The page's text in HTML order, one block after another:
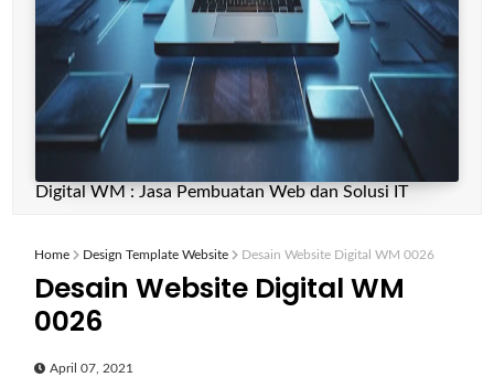
Digital WM : Jasa Pembuatan Web dan Solusi IT
Home Design Template Website Desain Website Digital WM 0026
Desain Website Digital WM
0026
April 07, 2021